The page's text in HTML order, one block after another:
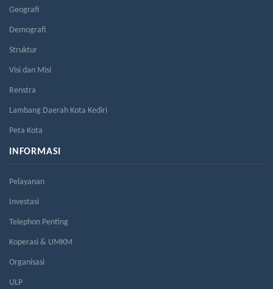
Geografi
Demografi
Struktur
Visi dan Misi
Renstra
Lambang Daerah Kota Kediri
Peta Kota
INFORMASI
Pelayanan
Investasi
Telephon Penting
Koperasi & UMKM
Organisasi
ULP